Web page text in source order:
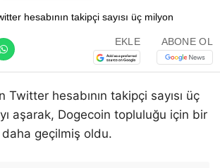
EKLE ABONE OL
Twitter hesabının takipçi sayısı üç
aşarak, Dogecoin topluluğu için bir
daha geçilmiş oldu.